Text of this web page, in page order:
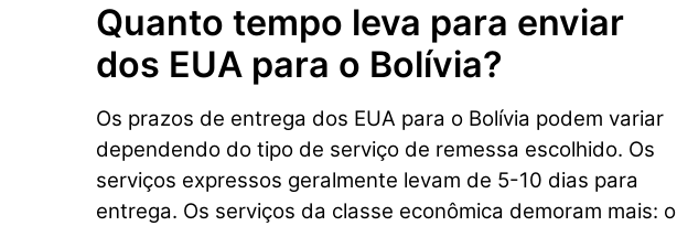
Quanto tempo leva para enviar
dos EUA para o Bolívia?
Os prazos de entrega dos EUA para o Bolívia podem variar
dependendo do tipo de serviço de remessa escolhido. Os
serviços expressos geralmente levam de 5-10 dias para
entrega. Os serviços da classe econômica demoram mais: o